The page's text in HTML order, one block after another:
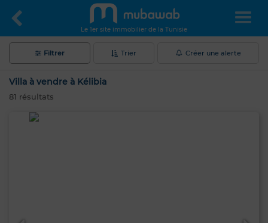
Le 1er site immobilier de la Tunisie
Filtrer Trier Créer une alerte
Villa à vendre à Kélibia
81 résultats